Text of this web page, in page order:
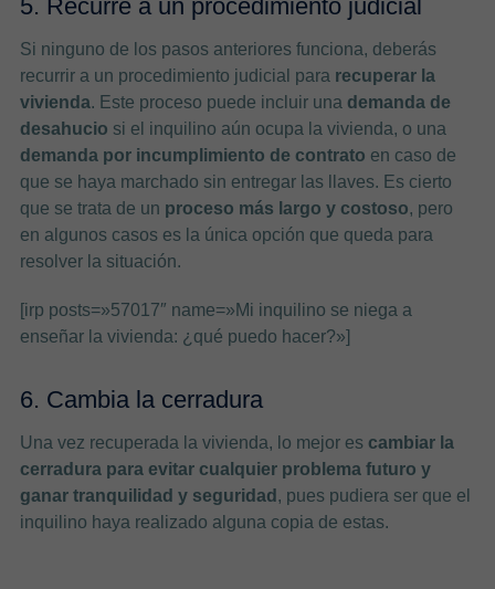
5. Recurre a un procedimiento judicial
Si ninguno de los pasos anteriores funciona, deberás
recurrir a un procedimiento judicial para recuperar la
vivienda. Este proceso puede incluir una demanda de
desahucio si el inquilino aún ocupa la vivienda, o una
demanda por incumplimiento de contrato en caso de
que se haya marchado sin entregar las llaves. Es cierto
que se trata de un proceso más largo y costoso, pero
en algunos casos es la única opción que queda para
resolver la situación.
[irp posts=»57017″ name=»Mi inquilino se niega a
enseñar la vivienda: ¿qué puedo hacer?»]
6. Cambia la cerradura
Una vez recuperada la vivienda, lo mejor escambiar la
cerradura para evitar cualquier problema futuro y
ganar tranquilidad y seguridad , pues pudiera ser que el
inquilino haya realizado alguna copia de estas.